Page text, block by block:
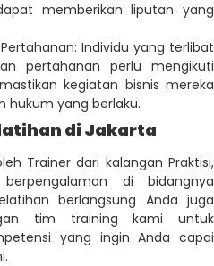
memberikan liputan yang
Individu yang terlibat
pertahanan perlu mengikuti
kegiatan bisnis mereka
hukum yang berlaku.
di Jakarta
Trainer dari kalangan Praktisi,
di bidangnya
berlangsung Anda juga
tim training kami untuk
yang ingin Anda capai